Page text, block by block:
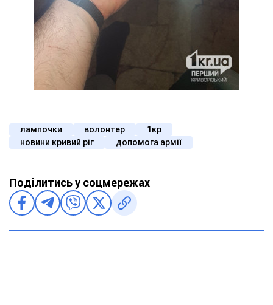
лампочки волонтер
1кр
новини кривий ріг
допомога армії
Поділитись у соцмережах